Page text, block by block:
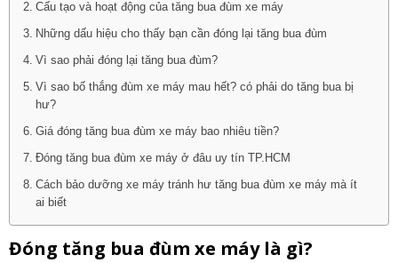
Cấu tạo và hoạt động của tăng bua đùm xe máy
Những dấu hiệu cho thấy bạn cần đóng lại tăng bua đùm
Vì sao phải đóng lại tăng bua đùm?
Vì sao bố thắng đùm xe máy mau hết? có phải do tăng bua bị
hư?
Giá đóng tăng bua đùm xe máy bao nhiêu tiền?
Đóng tăng bua đùm xe máy ở đâu uy tín TP.HCM
Cách bảo dưỡng xe máy tránh hư tăng bua đùm xe máy mà ít
ai biết
Đóng tăng bua đùm xe máy là gì?